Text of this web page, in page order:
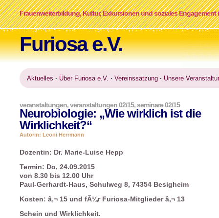
Furiosa e.V.
Frauenweiterbildung, Kultur, Exkursionen und soziales Engagement
Aktuelles · Über Furiosa e.V. · Vereinssatzung · Unsere
Neurobiologie: „Wie wirklich ist die
Wirklichkeit?“
veranstaltungen,veranstaltungen 02/15,seminare 02/15
Autorin: Leoni Herrmann
Dozentin: Dr. Marie-Luise Hepp
Termin: Do, 24.09.2015
von 8.30 bis 12.00 Uhr
Paul-Gerhardt-Haus, Schulweg 8, 74354 Besigheim
Kosten: â‚¬ 15 und fÃ¼r Furiosa-Mitglieder â‚¬ 13
Schein und Wirklichkeit.